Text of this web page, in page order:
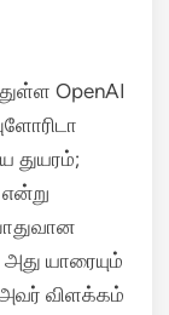
OpenAI
துயரம்;
யாரையும்
விளக்கம்